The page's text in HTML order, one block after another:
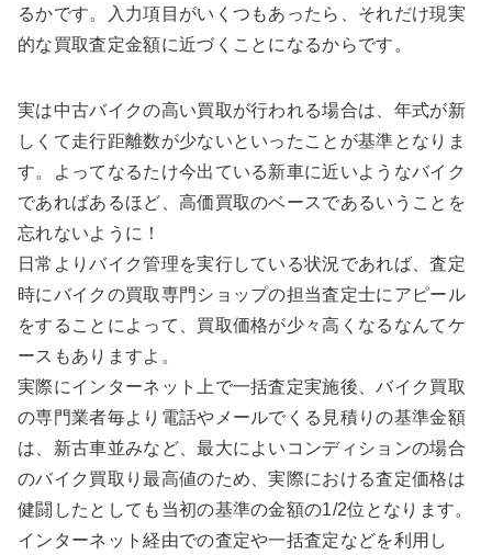
るかです。入力項目がいくつもあったら、それだけ現実
的な買取査定金額に近づくことになるからです。
実は中古バイクの高い買取が行われる場合は、年式が新
しくて走行距離数が少ないといったことが基準となりま
す。よってなるたけ今出ている新車に近いようなバイク
であればあるほど、高価買取のベースであるいうことを
忘れないように！
日常よりバイク管理を実行している状況であれば、査定
時にバイクの買取専門ショップの担当査定士にアピール
をすることによって、買取価格が少々高くなるなんてケ
ースもありますよ。
実際にインターネット上で一括査定実施後、バイク買取
の専門業者毎より電話やメールでくる見積りの基準金額
は、新古車並みなど、最大によいコンディションの場合
のバイク買取り最高値のため、実際における査定価格は
健闘したとしても当初の基準の金額の1/2位となります。
インターネット経由での査定や一括査定などを利用し